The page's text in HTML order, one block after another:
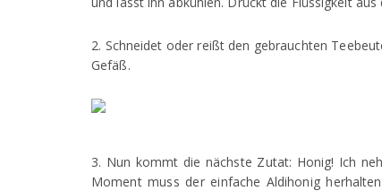
2. Schneidet oder reißt den gebrauchten
Gefäß.
3. Nun kommt die nächste Zutat: Honig! Ich
Moment muss der einfache Aldihonig